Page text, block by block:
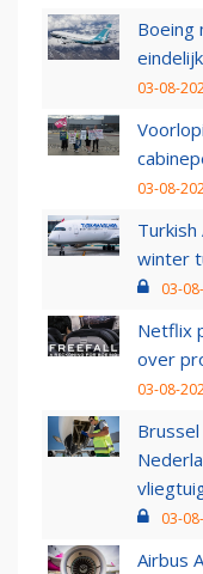
Boeing
03-08-
03-08-
winter
03-
Netflix
over
03-08-
03-
Airbus